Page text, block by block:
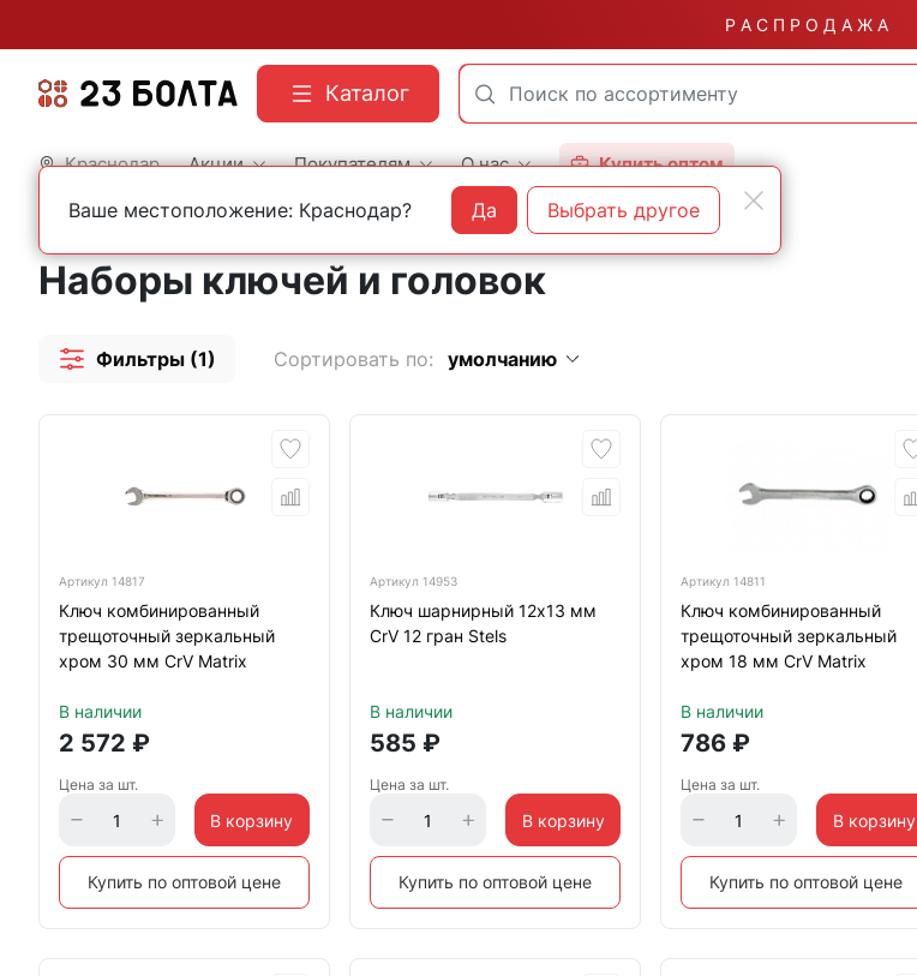
Р А С П Р О Д А Ж А
Каталог
Краснодар Акции Покупателям О нас Купить оптом
Главная Строительный инструмент Наборы ключей и головок
Наборы ключей и головок
Фильтры (1) Сортировать по: умолчанию
Артикул 14817
Ключ комбинированный
трещоточный зеркальный
хром 30 мм CrV Matrix
В наличии
2 572 ₽
Цена за шт.
В корзину
Купить по оптовой цене
Артикул14953
Ключ шарнирный 12х13 мм
CrV 12 гран Stels
В наличии
585 ₽
Цена за шт.
В корзину
Купить по оптовой цене
Артикул14811
Ключ комбинированный
трещоточный зеркальный
хром 18 мм CrV Matrix
В наличии
786 ₽
Цена за шт.
В корзину
Купить по оптовой цене
Ваше местоположение: Краснодар? Да Выбрать другое